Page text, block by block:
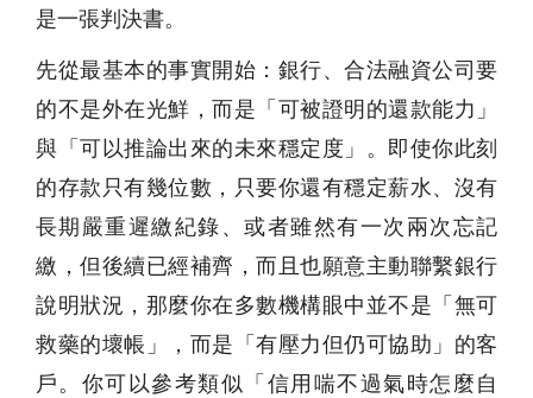
是一張判決書。
先從最基本的事實開始：銀行、合法融資公司要
的不是外在光鮮，而是「可被證明的還款能力」
與「可以推論出來的未來穩定度」。即使你此刻
的存款只有幾位數，只要你還有穩定薪水、沒有
長期嚴重遲繳紀錄、或者雖然有一次兩次忘記
繳，但後續已經補齊，而且也願意主動聯繫銀行
說明狀況，那麼你在多數機構眼中並不是「無可
救藥的壞帳」，而是「有壓力但仍可協助」的客
戶。你可以參考類似「信用喘不過氣時怎麼自